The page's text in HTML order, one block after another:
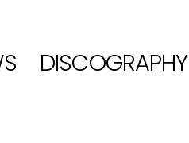
DISCOGRAPHY